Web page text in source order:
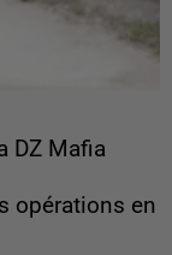
DZ Mafia
opérations en